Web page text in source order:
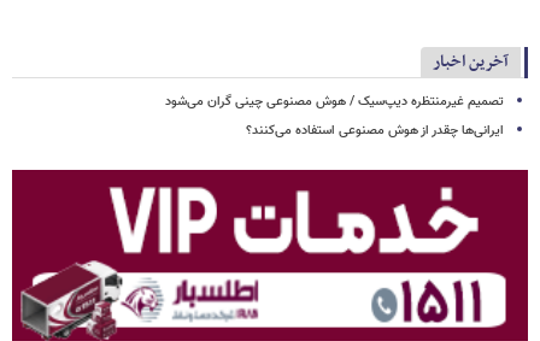
آخرین اخبار
تصمیم غیرمنتظره دیپ‌سیک / هوش مصنوعی چینی گران می‌شود
ایرانی‌ها چقدر از هوش مصنوعی استفاده می‌کنند؟